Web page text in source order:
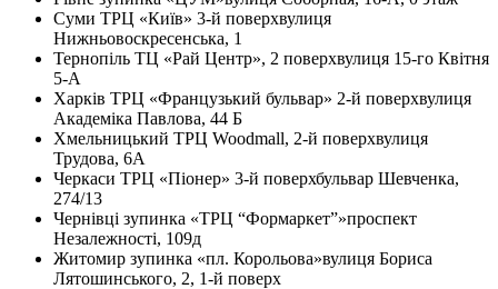
Суми ТРЦ «Київ» 3-й поверхвулиця
Нижньовоскресенська, 1
Тернопіль ТЦ «Рай Центр», 2 поверхвулиця 15-го Квітня
5-А
Харків ТРЦ «Французький бульвар» 2-й поверхвулиця
Академіка Павлова, 44 Б
Хмельницький ТРЦ Woodmall, 2-й поверхвулиця
Трудова, 6А
Черкаси ТРЦ «Піонер» 3-й поверхбульвар Шевченка,
274/13
Чернівці зупинка «ТРЦ “Формаркет”»проспект
Незалежності, 109д
Житомир зупинка «пл. Корольова»вулиця Бориса
Лятошинського, 2, 1-й поверх